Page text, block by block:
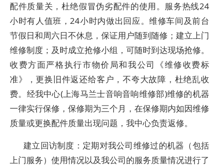
配件质量关，杜绝假冒伪劣配件的使用。服务热线24
小时有人值班，24小时内做出回应。维修车间及前台
节假日和周六日不休息，保证用户随到随修；建立上门
维修制度；及时成立抢修小组，可随时到达现场抢修。
收费方面严格执行市物价局和我公司《维修收费标
准》，更换旧件返还给客户，不夸大故障，杜绝乱收
费。经我中心(上海马兰士音响音响维修部)维修的机器
一律实行保修，保修期为三个月，在保修期内如因维修
质量或更换配件质量出现问题，我中心负责返修。
建立回访制度：定期对我公司维修过的机器（包括
上门服务）使用情况以及我公司的服务质量情况进行了